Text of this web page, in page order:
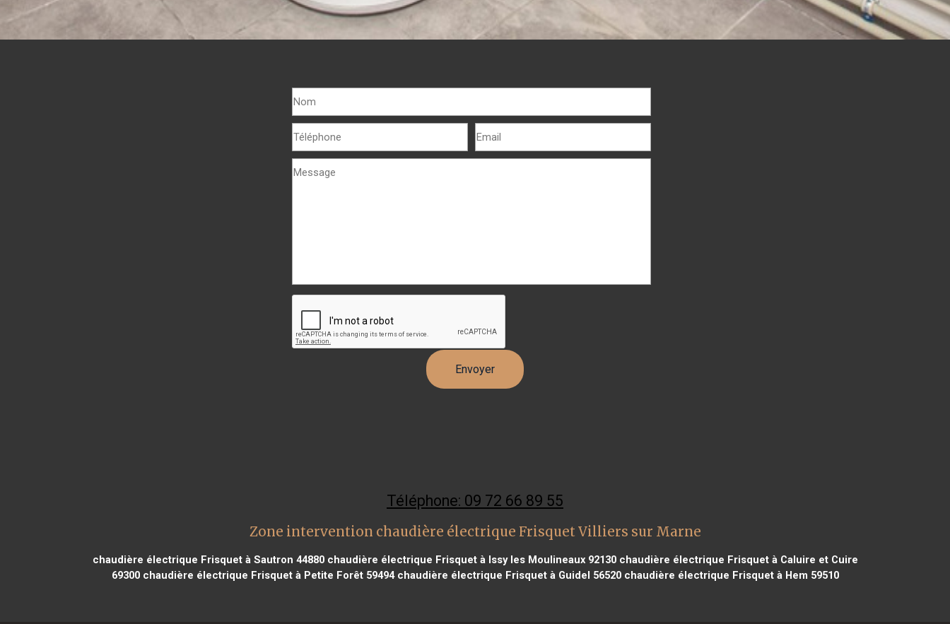
Téléphone: 09 72 66 89 55
Zone intervention chaudière électrique Frisquet Villiers sur Marne
chaudière électrique Frisquet à Sautron 44880chaudière électrique Frisquet à Issy les Moulineaux 92130chaudière électrique Frisquet à Caluire et Cuire
69300chaudière électrique Frisquet à Petite Forêt 59494chaudière électrique Frisquet à Guidel 56520chaudière électrique Frisquet à Hem 59510